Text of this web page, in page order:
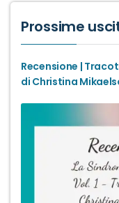
Prossime
Recensione |
di Christina